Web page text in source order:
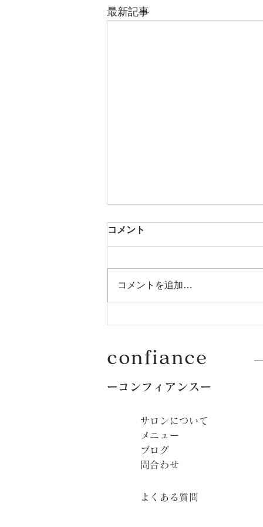
最新記事
hamaco会♪
コメント
コメントを追加…
confiance
​ーコンフィアンスー
​サロンについて
​メニュー
​ブログ
​問合わせ
​よくある質問​